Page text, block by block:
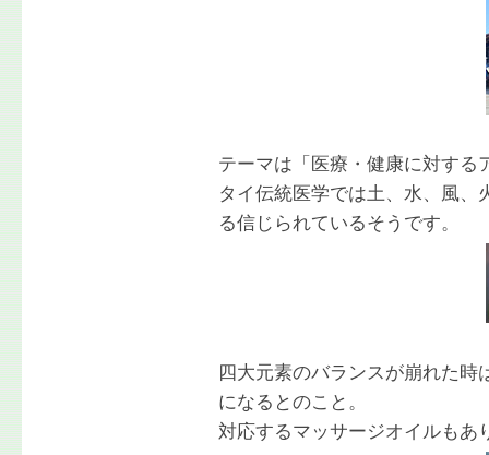
テーマは「医療・健康に対する
タイ伝統医学では土、水、風、
る信じられているそうです。
四大元素のバランスが崩れた時
になるとのこと。
対応するマッサージオイルもあ